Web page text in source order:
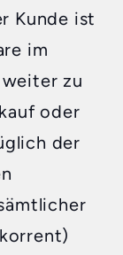
Kunde ist
im
zu
oder
der